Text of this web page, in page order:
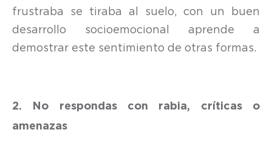
frustraba se tiraba al suelo, con un buen
desarrollo socioemocional aprende a
demostrar este sentimiento de otras formas.
2. No respondas con rabia, críticas o
amenazas